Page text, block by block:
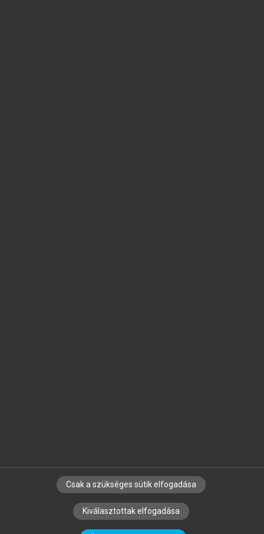
SZERZŐKNEK CÉGEKNEK KÖNYVTÁROSOKNAK
SZERKESZTÉSI ÉS LEKTORÁLÁSI ALAPELVEK
Csak a szükséges sütik elfogadása
Kiválasztottak elfogadása